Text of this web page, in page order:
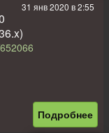
31 янв 2020 в 2:55
Подробнее